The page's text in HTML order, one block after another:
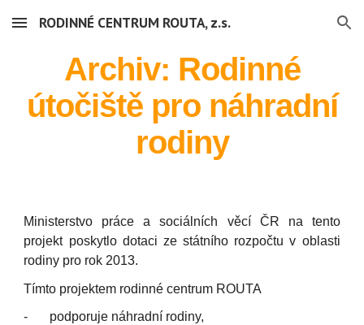
Skip to main content Skip to navigation
RODINNÉ CENTRUM ROUTA, z.s.
Archiv: Rodinné
útočiště pro náhradní
rodiny
Ministerstvo práce a sociálních věcí ČR na tento
projekt poskytlo dotaci ze státního rozpočtu v oblasti
rodiny pro rok 2013.
Tímto projektem rodinné centrum ROUTA
- podporuje náhradní rodiny,